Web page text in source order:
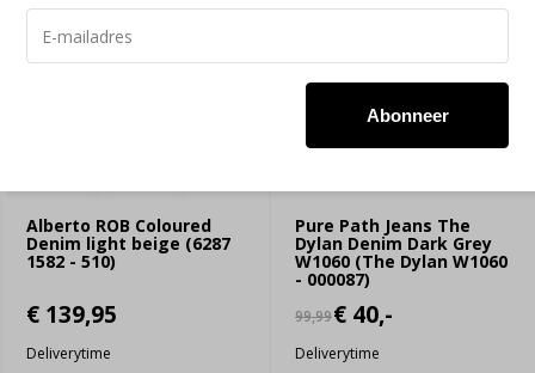
Alberto ROB Coloured
Denim light beige (6287
1582 - 510)
€ 139,95
Deliverytime
Pure Path Jeans The
Dylan Denim Dark Grey
W1060 (The Dylan W1060
- 000087)
99,99€ 40,-
Deliverytime
Abonneer